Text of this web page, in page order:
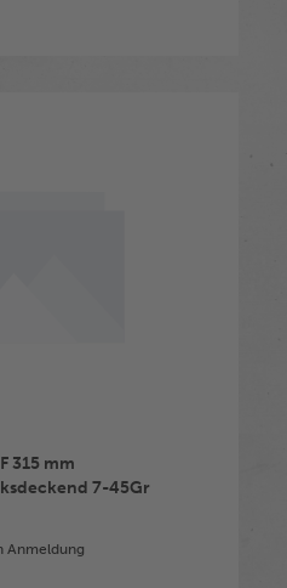
315 mm
7-45Gr
Anmeldung